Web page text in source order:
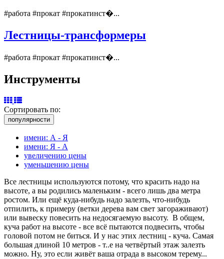
#работа #прокат #прокатинст�...
Лестницы-трансформеры
#работа #прокат #прокатинст�...
Инструменты
Сортировать по:
популярности
имени: А - Я
имени: Я - А
увеличению цены
уменьшению цены
Все лестницы используются потому, что красить надо на
высоте, а вы родились маленьким - всего лишь два метра
ростом. Или ещё куда-нибудь надо залезть, что-нибудь
отпилить, к примеру (ветки дерева вам свет загораживают)
или вывеску повесить на недосягаемую высоту. В общем,
куча работ на высоте - все всё пытаются подвесить, чтобы
головой потом не биться. И у нас этих лестниц - куча. Самая
большая длиной 10 метров - т..е на четвёртый этаж залезть
можно. Ну, это если живёт ваша отрада в высоком терему...